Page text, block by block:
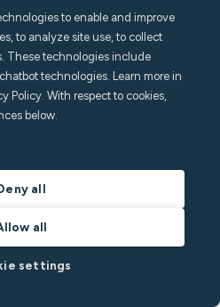
to enable and improve
to analyze site use, to collect
These technologies include
technologies. Learn more in
Policy. With respect to cookies,
below.
all
all
settings